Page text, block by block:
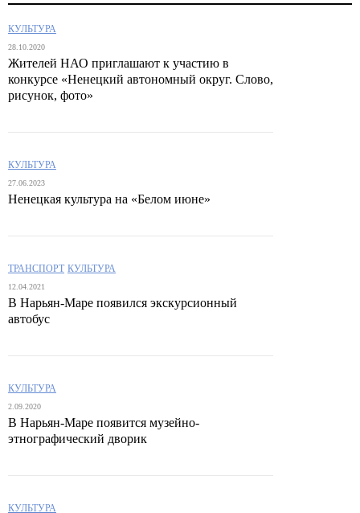
КУЛЬТУРА
28.10.2020
Жителей НАО приглашают к участию в
конкурсе «Ненецкий автономный округ. Слово,
рисунок, фото»
КУЛЬТУРА
27.06.2023
Ненецкая культура на «Белом июне»
ТРАНСПОРТ КУЛЬТУРА
12.04.2021
В Нарьян-Маре появился экскурсионный
автобус
КУЛЬТУРА
2.09.2020
В Нарьян-Маре появится музейно-
этнографический дворик
КУЛЬТУРА